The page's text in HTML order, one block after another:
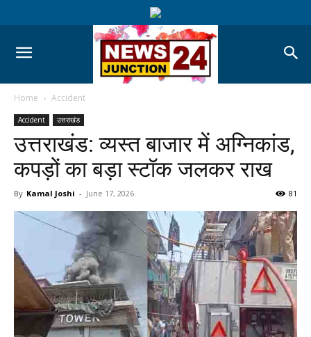
Home Accident
Accident उत्तराखंड
उत्तराखंड: व्यस्त बाजार में अग्निकांड,
कपड़ों का बड़ा स्टॉक जलकर राख
By Kamal Joshi - June 17, 2026 81